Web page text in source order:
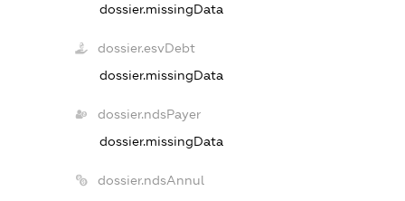
dossier.missingData
dossier.esvDebt
dossier.missingData
dossier.ndsPayer
dossier.missingData
dossier.ndsAnnul